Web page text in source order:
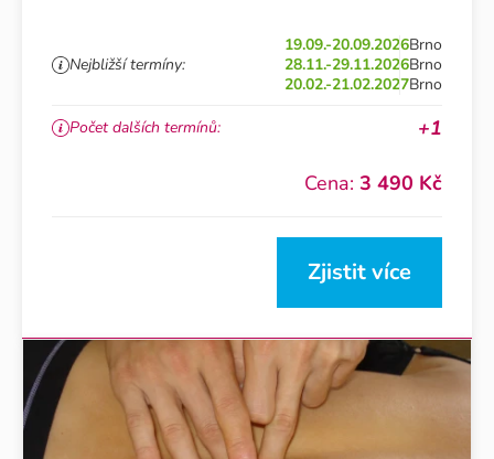
Nejbližší termíny:
19.09.-20.09.2026Brno
28.11.-29.11.2026Brno
20.02.-21.02.2027Brno
Počet dalších termínů: +1
Cena: 3 490 Kč
Zjistit více